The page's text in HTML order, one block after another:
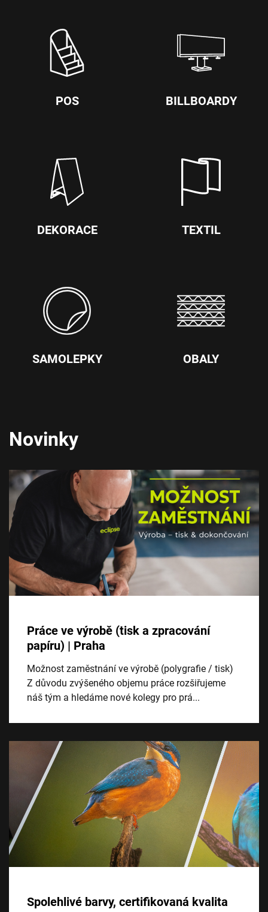
POS BILLBOARDY
DEKORACE TEXTIL
SAMOLEPKY OBALY
Novinky
Práce ve výrobě (tisk a zpracování
papíru) | Praha
Možnost zaměstnání ve výrobě (polygrafie / tisk)
Z důvodu zvýšeného objemu práce rozšiřujeme
náš tým a hledáme nové kolegy pro prá...
Spolehlivé barvy, certifikovaná kvalita